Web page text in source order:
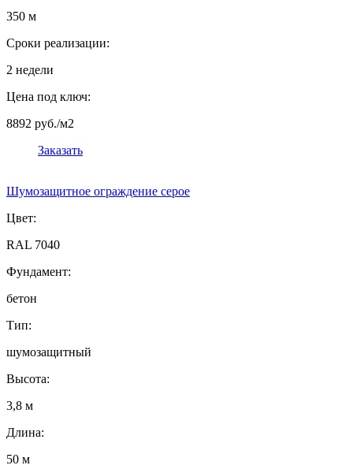
350 м
Сроки реализации:
2 недели
Цена под ключ:
8892 руб./м2
Заказать
Шумозащитное ограждение серое
Цвет:
RAL 7040
Фундамент:
бетон
Тип:
шумозащитный
Высота:
3,8 м
Длина:
50 м